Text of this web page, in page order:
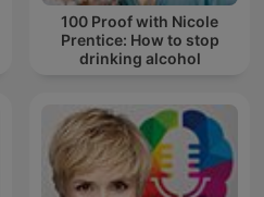
100 Proof with Nicole
Prentice: How to stop
drinking alcohol